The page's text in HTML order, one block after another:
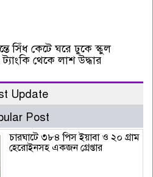
সিঁধ কেটে ঘরে ঢুকে স্কুল
থেকে লাশ উদ্ধার
Update
Post
চারঘাটে ৩৮৪ পিস ইয়াবা ও ২০ গ্রাম
হেরোইনসহ একজন গ্রেপ্তার